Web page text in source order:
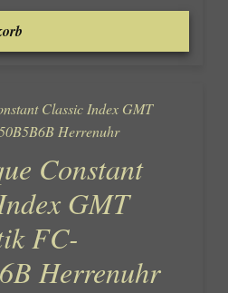
Constant
GMT
FC-
Herrenuhr